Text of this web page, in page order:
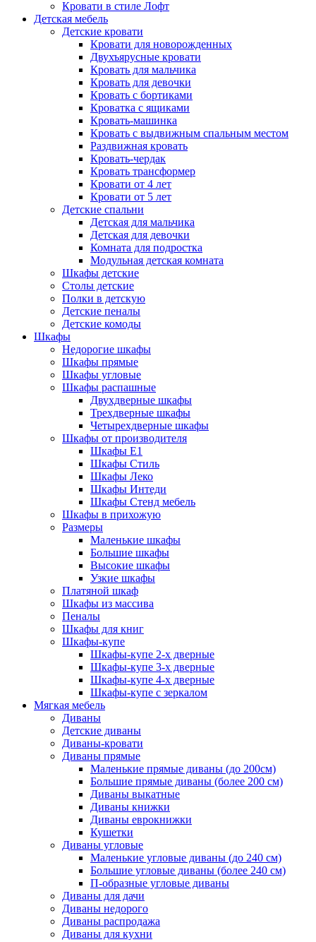
Кровати в стиле Лофт
Детская мебель
Детские кровати
Кровати для новорожденных
Двухъярусные кровати
Кровать для мальчика
Кровать для девочки
Кровать с бортиками
Кроватка с ящиками
Кровать-машинка
Кровать с выдвижным спальным местом
Раздвижная кровать
Кровать-чердак
Кровать трансформер
Кровати от 4 лет
Кровати от 5 лет
Детские спальни
Детская для мальчика
Детская для девочки
Комната для подростка
Модульная детская комната
Шкафы детские
Столы детские
Полки в детскую
Детские пеналы
Детские комоды
Шкафы
Недорогие шкафы
Шкафы прямые
Шкафы угловые
Шкафы распашные
Двухдверные шкафы
Трехдверные шкафы
Четырехдверные шкафы
Шкафы от производителя
Шкафы E1
Шкафы Стиль
Шкафы Леко
Шкафы Интеди
Шкафы Стенд мебель
Шкафы в прихожую
Размеры
Маленькие шкафы
Большие шкафы
Высокие шкафы
Узкие шкафы
Платяной шкаф
Шкафы из массива
Пеналы
Шкафы для книг
Шкафы-купе
Шкафы-купе 2-х дверные
Шкафы-купе 3-х дверные
Шкафы-купе 4-х дверные
Шкафы-купе с зеркалом
Мягкая мебель
Диваны
Детские диваны
Диваны-кровати
Диваны прямые
Маленькие прямые диваны (до 200см)
Большие прямые диваны (более 200 см)
Диваны выкатные
Диваны книжки
Диваны еврокнижки
Кушетки
Диваны угловые
Маленькие угловые диваны (до 240 см)
Большие угловые диваны (более 240 см)
П-образные угловые диваны
Диваны для дачи
Диваны недорого
Диваны распродажа
Диваны для кухни